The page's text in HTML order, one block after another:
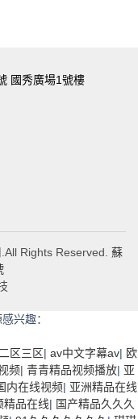
國秀廣場1號樓
Rights Reserved. 蘇
兴趣：
区三区| av中文字幕av| 欧
频| 青青精品视频播放| 亚
内在线视频| 亚洲精品在线
精品在线| 国产精品久久久